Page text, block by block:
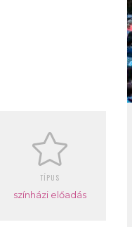
TÍPUS
színházi előadás